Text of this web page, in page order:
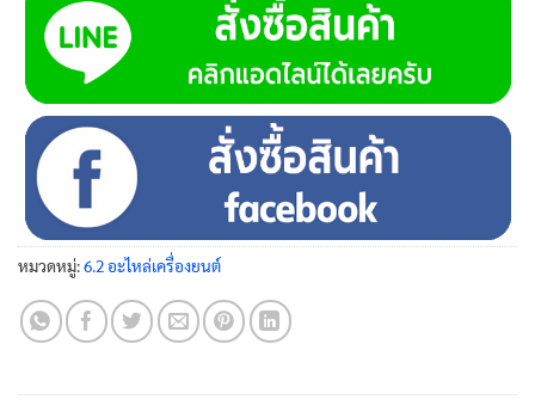
หมวดหมู่:6.2 อะไหล่เครื่องยนต์